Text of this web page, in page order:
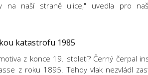
na naší straně ulice," uvedla pro
katastrofu 1985
z konce 19. století? Černý čerpal
z roku 1895. Tehdy vlak nezvládl